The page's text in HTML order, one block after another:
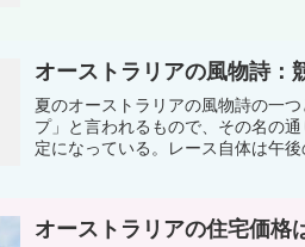
オーストラリアの風物詩：
夏のオーストラリアの風物詩の一
プ」と言われるもので、その名の
定になっている。レース自体は午
オーストラリアの住宅価格